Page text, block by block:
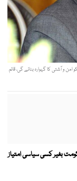
و آشتی کا گہوارہ بنائے گی، قائم
بغیر کسی سیاسی امتیاز